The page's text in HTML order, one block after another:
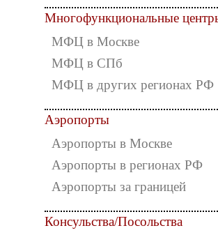
Многофункциональные
МФЦ в Москве
МФЦ в СПб
МФЦ в других регионах РФ
Аэропорты
Аэропорты в Москве
Аэропорты в регионах РФ
Аэропорты за границей
Консульства/Посольства